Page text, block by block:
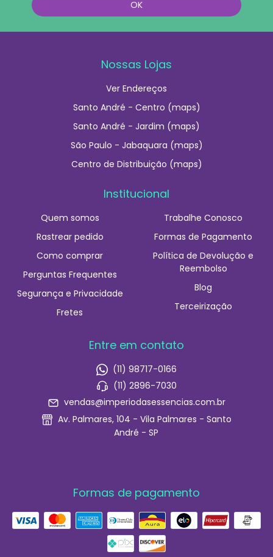
Nossas Lojas
Ver Endereços
Santo André - Centro (maps)
Santo André - Jardim (maps)
São Paulo - Jabaquara (maps)
Centro de Distribuição (maps)
Institucional
Quem somos
Rastrear pedido
Como comprar
Perguntas Frequentes
Segurança e Privacidade
Fretes
Trabalhe Conosco
Formas de Pagamento
Política de Devolução e
Reembolso
Blog
Terceirização
Entre em contato
(11) 98717-0166
(11) 2896-7030
vendas@imperiodasessencias.com.br
Av. Palmares, 104 - Vila Palmares - Santo
André - SP
Formas de pagamento